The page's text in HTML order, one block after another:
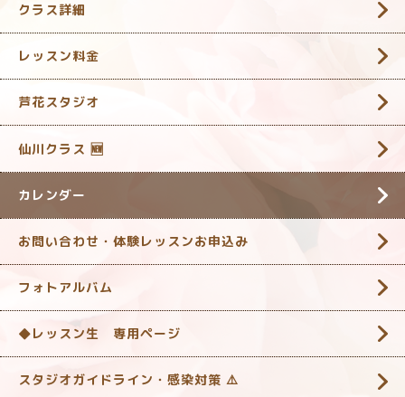
クラス詳細
レッスン料金
芦花スタジオ
仙川クラス 🆕
カレンダー
お問い合わせ・体験レッスンお申込み
フォトアルバム
◆レッスン生 専用ページ
スタジオガイドライン・感染対策 ‎⚠️